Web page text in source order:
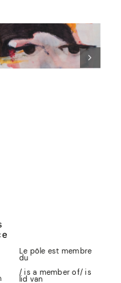
Obsession
Le pôle est membre
du
/ is a member of/is
lid van